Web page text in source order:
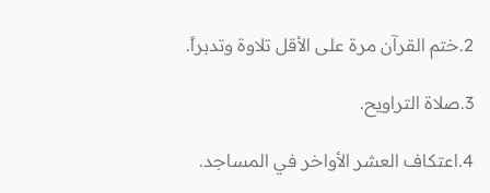
2.ختم القرآن مرة على الأقل تلاوة وتدبراً.
3.صلاة التراويح.
4.اعتكاف العشر الأواخر في المساجد.